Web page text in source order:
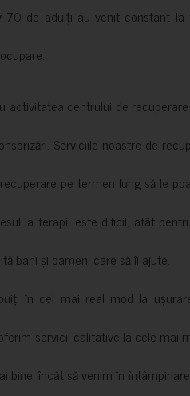
70 de adulți au venit constant la
activitatea centrului de
Serviciile noastre de
pe termen lung să le
la terapii este dificil, atât
bani și oameni care să îi ajute.
în cel mai real mod la
servicii calitative la cele mai
bine, încât să venim în